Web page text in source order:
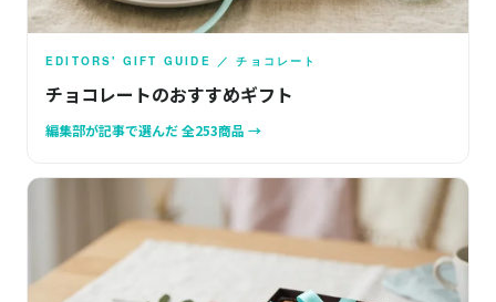
EDITORS' GIFT GUIDE ／ チョコレート
チョコレートのおすすめギフト
編集部が記事で選んだ 全253商品 →